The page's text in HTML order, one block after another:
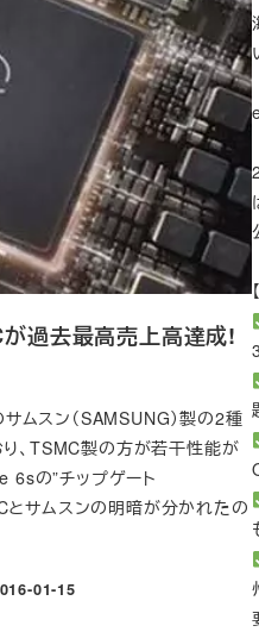
過去最高売上高達成!
ムスン（SAMSUNG）製の2種
り、TSMC製の方が若干性能が
6sの”チップゲート
とサムスンの明暗が分かれたの
稿日
01-15